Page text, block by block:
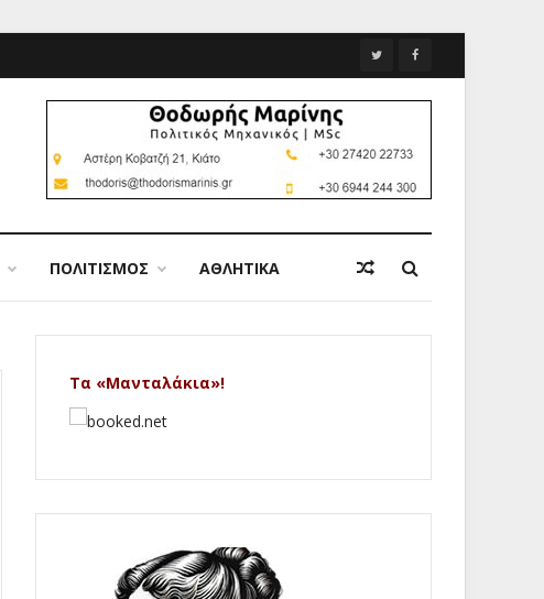
ΠΟΛΙΤΙΣΜΟΣ ΑΘΛΗΤΙΚΑ
Τα «Μανταλάκια»!